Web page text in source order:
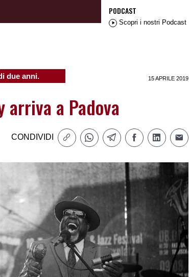
PODCAST
Scopri i nostri Podcast
due anni. 15 APRILE 2019
arriva a Padova
CONDIVIDI